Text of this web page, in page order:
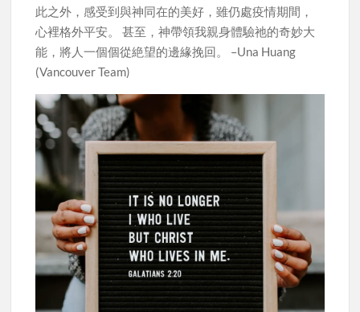
此之外，感受到與神同在的美好，雖仍處疫情期間，
心裡格外平安。 甚至，神帶領我親身體驗祂的奇妙大
能，將人一個個從絶望的邊緣挽回。 –Una Huang
(Vancouver Team)